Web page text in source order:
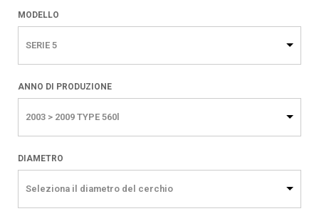
MODELLO
SERIE 5
ANNO DI PRODUZIONE
2003 > 2009 TYPE 560l
DIAMETRO
Seleziona il diametro del cerchio